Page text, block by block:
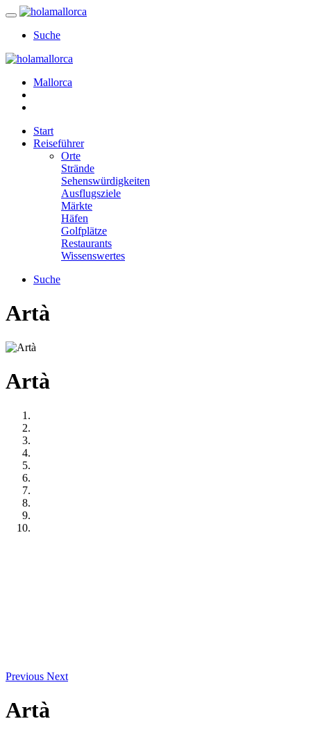
Suche
Mallorca
Start
Reiseführer
Orte
Strände
Sehenswürdigkeiten
Ausflugsziele
Märkte
Häfen
Golfplätze
Restaurants
Wissenswertes
Suche
Artà
Artà
Previous Next
Artà